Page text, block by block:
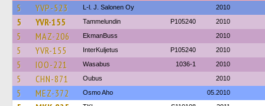
5 YVP-523 L-l. J. Salonen Oy 2010
5 YVR-155 Tammelundin P105240 2010
5 MAZ-206 EkmanBuss 2010
5 YVR-155 InterKuljetus P105240 2010
5 IOO-221 Wasabus 1036-1 2010
5 CHN-871 Oubus 2010
5 MEZ-372 Osmo Aho 05.2010